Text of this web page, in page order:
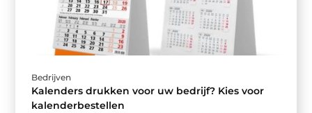
Bedrijven
Kalenders drukken voor uw bedrijf? Kies voor
kalenderbestellen